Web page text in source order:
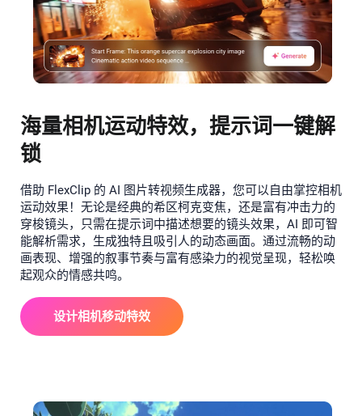
海量相机运动特效，提示词一键解
锁
借助 FlexClip 的 AI 图片转视频生成器，您可以自由掌控相机
运动效果！无论是经典的希区柯克变焦，还是富有冲击力的
穿梭镜头，只需在提示词中描述想要的镜头效果，AI 即可智
能解析需求，生成独特且吸引人的动态画面。通过流畅的动
画表现、增强的叙事节奏与富有感染力的视觉呈现，轻松唤
起观众的情感共鸣。
设计相机移动特效